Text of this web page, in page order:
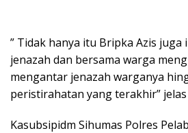
” Tidak hanya itu Bripka Azis
jenazah dan bersama warga
mengantar jenazah warganya
peristirahatan yang terakhir” jelas
Kasubsipidm Sihumas Polres